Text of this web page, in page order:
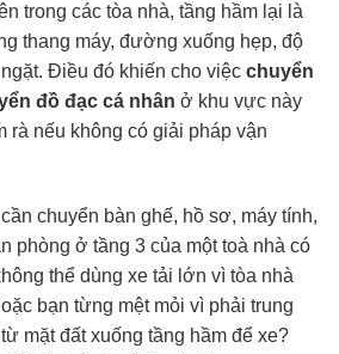
trong các tòa nhà, tầng hầm lại là
thang máy, đường xuống hẹp, độ
Điều đó khiến cho việc chuyển
đồ đạc cá nhân ở khu vực này
rà nếu không có giải pháp vận
chuyển bàn ghế, hồ sơ, máy tính,
phòng ở tầng 3 của một toà nhà có
thể dùng xe tải lớn vì tòa nhà
bạn từng mệt mỏi vì phải trung
mặt đất xuống tầng hầm để xe?